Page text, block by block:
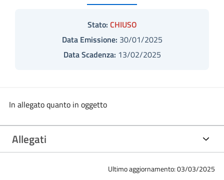
Stato: CHIUSO
Data Emissione: 30/01/2025
Data Scadenza: 13/02/2025
In allegato quanto in oggetto
Allegati
Ultimo aggiornamento: 03/03/2025